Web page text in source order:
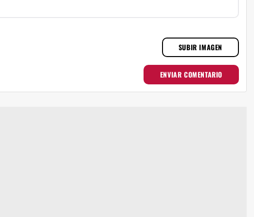
SUBIR IMAGEN
ENVIAR COMENTARIO